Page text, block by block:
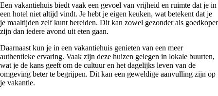
Een vakantiehuis biedt vaak een gevoel van vrijheid en ruimte dat je in
een hotel niet altijd vindt. Je hebt je eigen keuken, wat betekent dat je
je maaltijden zelf kunt bereiden. Dit kan zowel gezonder als goedkoper
zijn dan iedere avond uit eten gaan.
Daarnaast kun je in een vakantiehuis genieten van een meer
authentieke ervaring. Vaak zijn deze huizen gelegen in lokale buurten,
wat je de kans geeft om de cultuur en het dagelijks leven van de
omgeving beter te begrijpen. Dit kan een geweldige aanvulling zijn op
je vakantie.